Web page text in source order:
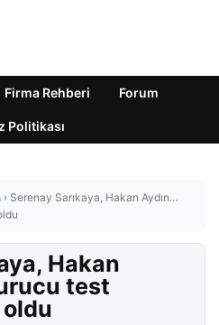
Firma Rehberi Forum
Politikası
› Serenay Sarıkaya, Hakan Aydın…
Hakan
test